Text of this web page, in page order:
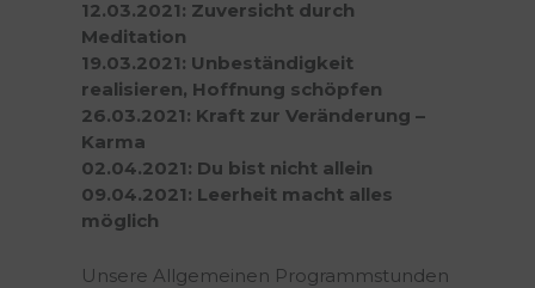
12.03.2021: Zuversicht durch
Meditation
19.03.2021: Unbeständigkeit
realisieren, Hoffnung schöpfen
26.03.2021: Kraft zur Veränderung –
Karma
02.04.2021: Du bist nicht allein
09.04.2021: Leerheit macht alles
möglich
Unsere Allgemeinen Programmstunden